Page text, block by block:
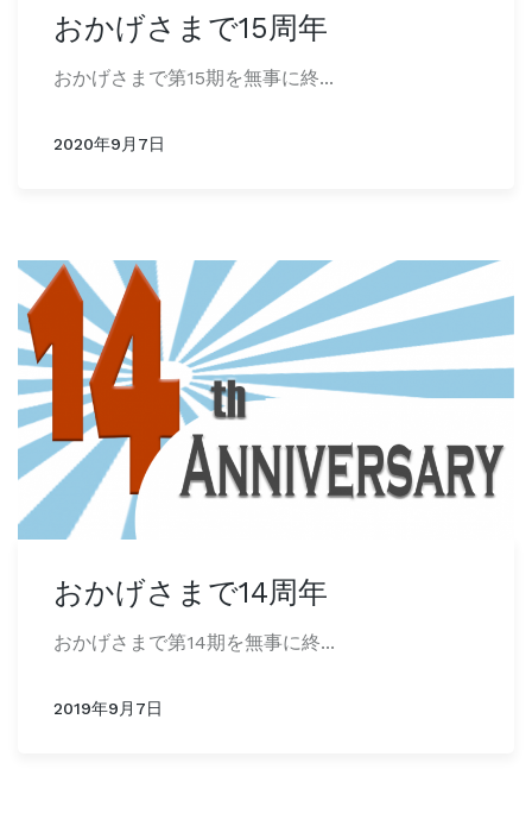
おかげさまで15周年
おかげさまで第15期を無事に終...
2020年9月7日
おかげさまで14周年
おかげさまで第14期を無事に終...
2019年9月7日